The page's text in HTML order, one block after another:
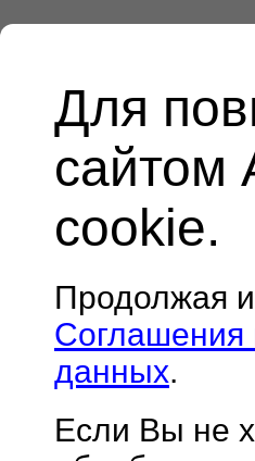
Для
сайтом
cookie.
Продолжая
Соглашения
данных.
Если Вы не